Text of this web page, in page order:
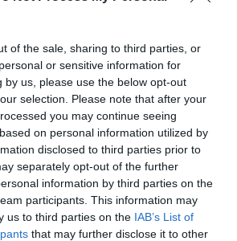
of the sale, sharing to third parties, or
or sensitive information for
by us, please use the below opt-out
selection. Please note that after your
you may continue seeing
on personal information utilized by
disclosed to third parties prior to
separately opt-out of the further
information by third parties on the
participants. This information may
us to third parties on the IAB’s List of
that may further disclose it to other
akik igénylik, biztosítják
a főzőkonyhás
a járványvédelmi
oldják ezt meg.
óvodákbana több
közül 153 gyermek
hogy élni szeretnének a
biztosításával.